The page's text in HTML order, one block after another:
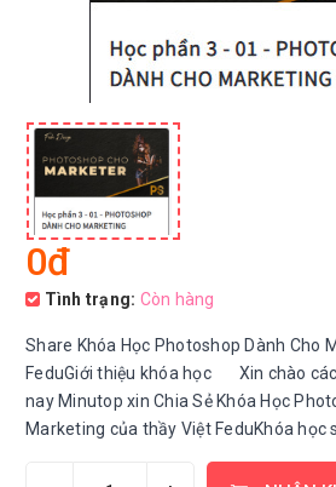
0đ
Tình trạng: Còn hàng
Share Khóa Học Photoshop Dành Cho
FeduGiới thiệu khóa học Xin chào
nay Minutop xin Chia Sẻ Khóa Học
Marketing của thầy Việt FeduKhóa học